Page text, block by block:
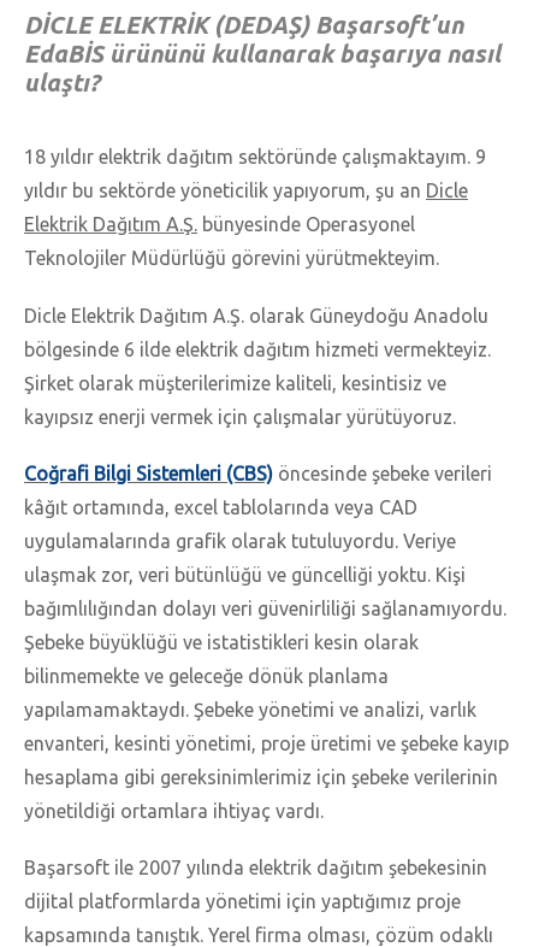
DİCLE ELEKTRİK (DEDAŞ) Başarsoft’un
EdaBİS ürününü kullanarak başarıya nasıl
ulaştı?
18 yıldır elektrik dağıtım sektöründe çalışmaktayım. 9
yıldır bu sektörde yöneticilik yapıyorum, şu an Dicle
Elektrik Dağıtım A.Ş. bünyesinde Operasyonel
Teknolojiler Müdürlüğü görevini yürütmekteyim.
Dicle Elektrik Dağıtım A.Ş. olarak Güneydoğu Anadolu
bölgesinde 6 ilde elektrik dağıtım hizmeti vermekteyiz.
Şirket olarak müşterilerimize kaliteli, kesintisiz ve
kayıpsız enerji vermek için çalışmalar yürütüyoruz.
Coğrafi Bilgi Sistemleri (CBS) öncesinde şebeke verileri
kâğıt ortamında, excel tablolarında veya CAD
uygulamalarında grafik olarak tutuluyordu. Veriye
ulaşmak zor, veri bütünlüğü ve güncelliği yoktu. Kişi
bağımlılığından dolayı veri güvenirliliği sağlanamıyordu.
Şebeke büyüklüğü ve istatistikleri kesin olarak
bilinmemekte ve geleceğe dönük planlama
yapılamamaktaydı. Şebeke yönetimi ve analizi, varlık
envanteri, kesinti yönetimi, proje üretimi ve şebeke kayıp
hesaplama gibi gereksinimlerimiz için şebeke verilerinin
yönetildiği ortamlara ihtiyaç vardı.
Başarsoft ile 2007 yılında elektrik dağıtım şebekesinin
dijital platformlarda yönetimi için yaptığımız proje
kapsamında tanıştık. Yerel firma olması, çözüm odaklı